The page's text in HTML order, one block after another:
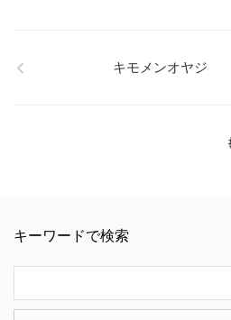
キモメンオヤジ
キーワードで検索